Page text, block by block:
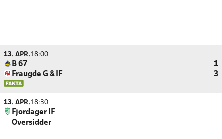
13. APR.18:00
B 67
1
Fraugde G & IF
3
13. APR.18:30
Fjordager IF
Oversidder